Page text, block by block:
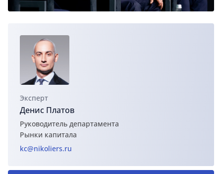
Эксперт
Денис Платов
Руководитель департамента
Рынки капитала
kc@nikoliers.ru